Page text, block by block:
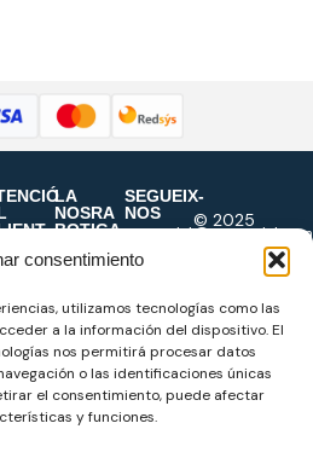
consentimiento
utilizamos tecnologías como las
a la información del dispositivo. El
nos permitirá procesar datos
o las identificaciones únicas
el consentimiento, puede afectar
y funciones.
i
LA
NOSRA
BOTIGA
Casa
Carrer
Monterols,
37
43201,
Reus
Dilluns a
SEGUEIX-
NOS
casapujol@casapujol.com
977
643
695
927
653
© 2025